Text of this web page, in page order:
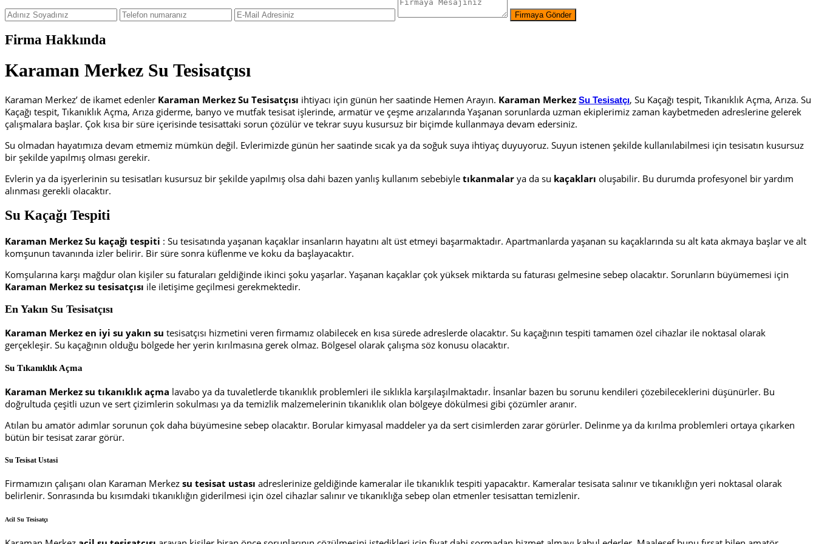
Firma Hakkında
Karaman Merkez Su Tesisatçısı
Karaman Merkez’ de ikamet edenler Karaman Merkez Su Tesisatçısı ihtiyacı için günün her saatinde Hemen Arayın. Karaman Merkez Su Tesisatçı, Su Kaçağı tespit, Tıkanıklık Açma, Arıza. Su
Kaçağı tespit, Tıkanıklık Açma, Arıza giderme, banyo ve mutfak tesisat işlerinde, armatür ve çeşme arızalarında Yaşanan sorunlarda uzman ekiplerimiz zaman kaybetmeden adreslerine gelerek
çalışmalara başlar. Çok kısa bir süre içerisinde tesisattaki sorun çözülür ve tekrar suyu kusursuz bir biçimde kullanmaya devam edersiniz.
Su olmadan hayatımıza devam etmemiz mümkün değil. Evlerimizde günün her saatinde sıcak ya da soğuk suya ihtiyaç duyuyoruz. Suyun istenen şekilde kullanılabilmesi için tesisatın kusursuz
bir şekilde yapılmış olması gerekir.
Evlerin ya da işyerlerinin su tesisatları kusursuz bir şekilde yapılmış olsa dahi bazen yanlış kullanım sebebiyle tıkanmalar ya da su kaçakları oluşabilir. Bu durumda profesyonel bir yardım
alınması gerekli olacaktır.
Su Kaçağı Tespiti
Karaman Merkez Su kaçağı tespiti : Su tesisatında yaşanan kaçaklar insanların hayatını alt üst etmeyi başarmaktadır. Apartmanlarda yaşanan su kaçaklarında su alt kata akmaya başlar ve alt
komşunun tavanında izler belirir. Bir süre sonra küflenme ve koku da başlayacaktır.
Komşularına karşı mağdur olan kişiler su faturaları geldiğinde ikinci şoku yaşarlar. Yaşanan kaçaklar çok yüksek miktarda su faturası gelmesine sebep olacaktır. Sorunların büyümemesi için
Karaman Merkez su tesisatçısı ile iletişime geçilmesi gerekmektedir.
En Yakın Su Tesisatçısı
Karaman Merkez en iyi su yakın su tesisatçısı hizmetini veren firmamız olabilecek en kısa sürede adreslerde olacaktır. Su kaçağının tespiti tamamen özel cihazlar ile noktasal olarak
gerçekleşir. Su kaçağının olduğu bölgede her yerin kırılmasına gerek olmaz. Bölgesel olarak çalışma söz konusu olacaktır.
Su Tıkanıklık Açma
Karaman Merkez su tıkanıklık açma lavabo ya da tuvaletlerde tıkanıklık problemleri ile sıklıkla karşılaşılmaktadır. İnsanlar bazen bu sorunu kendileri çözebileceklerini düşünürler. Bu
doğrultuda çeşitli uzun ve sert çizimlerin sokulması ya da temizlik malzemelerinin tıkanıklık olan bölgeye dökülmesi gibi çözümler aranır.
Atılan bu amatör adımlar sorunun çok daha büyümesine sebep olacaktır. Borular kimyasal maddeler ya da sert cisimlerden zarar görürler. Delinme ya da kırılma problemleri ortaya çıkarken
bütün bir tesisat zarar görür.
Su Tesisat Ustasi
Firmamızın çalışanı olan Karaman Merkez su tesisat ustası adreslerinize geldiğinde kameralar ile tıkanıklık tespiti yapacaktır. Kameralar tesisata salınır ve tıkanıklığın yeri noktasal olarak
belirlenir. Sonrasında bu kısımdaki tıkanıklığın giderilmesi için özel cihazlar salınır ve tıkanıklığa sebep olan etmenler tesisattan temizlenir.
Acil Su Tesisatçı